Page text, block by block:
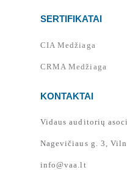
SERTIFIKATAI
CIA Medžiaga
CRMA Medžiaga
KONTAKTAI
Vidaus auditorių
Nagevičiaus g. 3,
info@vaa.lt